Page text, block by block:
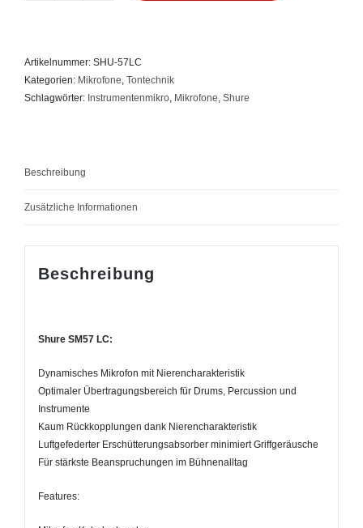
Artikelnummer: SHU-57LC
Kategorien: Mikrofone, Tontechnik
Schlagwörter: Instrumentenmikro, Mikrofone, Shure
Beschreibung
Zusätzliche Informationen
Beschreibung
Shure SM57 LC:
Dynamisches Mikrofon mit Nierencharakteristik
Optimaler Übertragungsbereich für Drums, Percussion und
Instrumente
Kaum Rückkopplungen dank Nierencharakteristik
Luftgefederter Erschütterungsabsorber minimiert Griffgeräusche
Für stärkste Beanspruchungen im Bühnenalltag
Features: